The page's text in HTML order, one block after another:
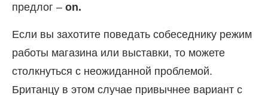
предлог – on.
Если вы захотите поведать собеседнику режим
работы магазина или выставки, то можете
столкнуться с неожиданной проблемой.
Британцу в этом случае привычнее вариант с